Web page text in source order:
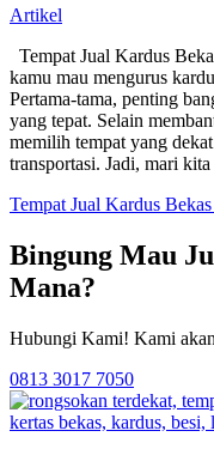
Artikel
Tempat Jual Kardus
kamu mau mengurus
Pertama-tama, penting
yang tepat. Selain
memilih tempat yang
transportasi. Jadi, mari
Tempat Jual Kardus
Bingung Mau
Mana?
Hubungi Kami! Kami
0813 3017 7050